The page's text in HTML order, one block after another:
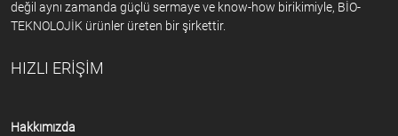
değil aynı zamanda güçlü sermaye ve know-how birikimiyle, BİO-
TEKNOLOJİK ürünler üreten bir şirkettir.
HIZLI ERİŞİM
Hakkımızda